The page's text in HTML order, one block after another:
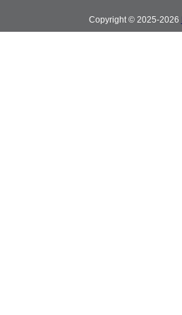
Copyright © 2025-2026